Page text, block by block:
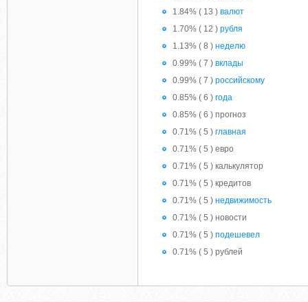
1.84% ( 13 ) валют
1.70% ( 12 ) рубля
1.13% ( 8 ) неделю
0.99% ( 7 ) вклады
0.99% ( 7 ) российскому
0.85% ( 6 ) года
0.85% ( 6 ) прогноз
0.71% ( 5 ) главная
0.71% ( 5 ) евро
0.71% ( 5 ) калькулятор
0.71% ( 5 ) кредитов
0.71% ( 5 ) недвижимость
0.71% ( 5 ) новости
0.71% ( 5 ) подешевел
0.71% ( 5 ) рублей